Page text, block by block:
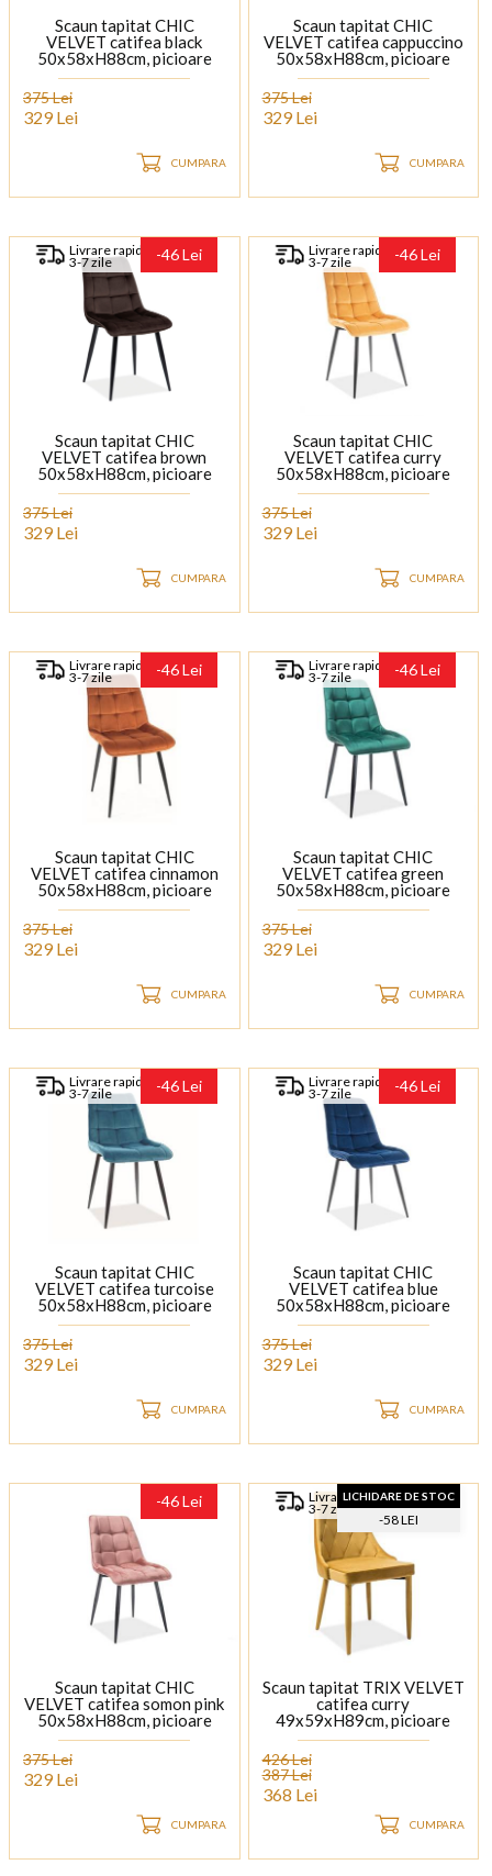
Scaun tapitat CHIC
VELVET catifea black
50x58xH88cm, picioare
negre
375 Lei
329 Lei
CUMPARA
Scaun tapitat CHIC
VELVET catifea cappuccino
50x58xH88cm, picioare
negre
375 Lei
329 Lei
CUMPARA
Livrare rapida
3-7 zile -46 Lei
Scaun tapitat CHIC
VELVET catifea brown
50x58xH88cm, picioare
negre
375 Lei
329 Lei
CUMPARA
Livrare rapida
3-7 zile -46 Lei
Scaun tapitat CHIC
VELVET catifea curry
50x58xH88cm, picioare
negre
375 Lei
329 Lei
CUMPARA
Livrare rapida
3-7 zile -46 Lei
Scaun tapitat CHIC
VELVET catifea cinnamon
50x58xH88cm, picioare
negre
375 Lei
329 Lei
CUMPARA
Livrare rapida
3-7 zile -46 Lei
Scaun tapitat CHIC
VELVET catifea green
50x58xH88cm, picioare
negre
375 Lei
329 Lei
CUMPARA
Livrare rapida
3-7 zile -46 Lei
Scaun tapitat CHIC
VELVET catifea turcoise
50x58xH88cm, picioare
negre
375 Lei
329 Lei
CUMPARA
Livrare rapida
3-7 zile -46 Lei
Scaun tapitat CHIC
VELVET catifea blue
50x58xH88cm, picioare
negre
375 Lei
329 Lei
CUMPARA
-46 Lei
Scaun tapitat CHIC
VELVET catifea somon pink
50x58xH88cm, picioare
negre
375 Lei
329 Lei
CUMPARA
Livrare rapida
3-7 zile
LICHIDARE DE STOC
-58 LEI
Scaun tapitat TRIX VELVET
catifea curry
49x59xH89cm, picioare
tapitate
426 Lei
387 Lei
368 Lei
CUMPARA